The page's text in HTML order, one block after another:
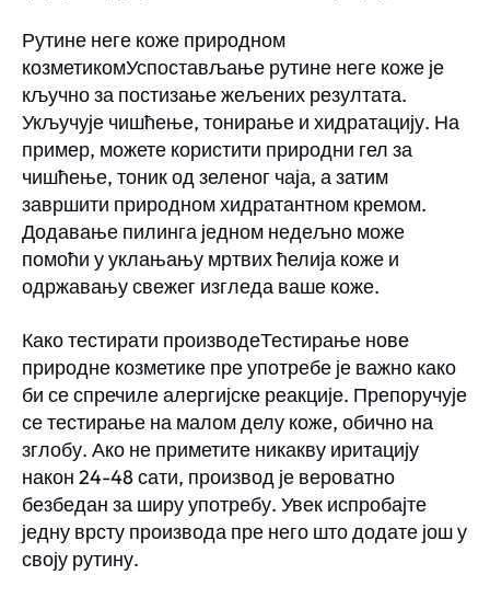
Рутине неге коже природном
козметикомУспостављање рутине неге коже је
кључно за постизање жељених резултата.
Укључује чишћење, тонирање и хидратацију. На
пример, можете користити природни гел за
чишћење, тоник од зеленог чаја, а затим
завршити природном хидратантном кремом.
Додавање пилинга једном недељно може
помоћи у уклањању мртвих ћелија коже и
одржавању свежег изгледа ваше коже.
Како тестирати производеТестирање нове
природне козметике пре употребе је важно како
би се спречиле алергијске реакције. Препоручује
се тестирање на малом делу коже, обично на
зглобу. Ако не приметите никакву иритацију
након 24-48 сати, производ је вероватно
безбедан за ширу употребу. Увек испробајте
једну врсту производа пре него што додате још у
своју рутину.